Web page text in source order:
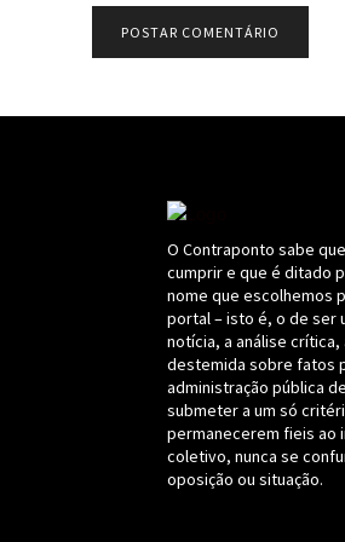
O Contraponto sabe
cumprir e que é ditado
nome que escolhemos
portal – isto é, o de ser
notícia, a análise crítica,
destemida sobre fatos
administração pública
submeter a um só
permanecerem fieis ao
coletivo, nunca se
oposição ou situação.